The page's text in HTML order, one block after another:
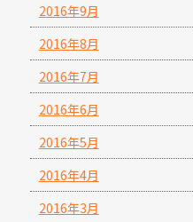
2016年9月
2016年8月
2016年7月
2016年6月
2016年5月
2016年4月
2016年3月